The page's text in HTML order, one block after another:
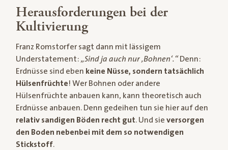
Herausforderungen bei der
Kultivierung
Franz Romstorfer sagt dann mit lässigem
Understatement: „Sind ja auch nur ,Bohnen‘.“Denn:
Erdnüsse sind eben keine Nüsse, sondern tatsächlich
Hülsenfrüchte! Wer Bohnen oder andere
Hülsenfrüchte anbauen kann, kann theoretisch auch
Erdnüsse anbauen. Denn gedeihen tun sie hier auf den
relativ sandigen Böden recht gut. Und sie versorgen
den Boden nebenbei mit dem so notwendigen
Stickstoff.